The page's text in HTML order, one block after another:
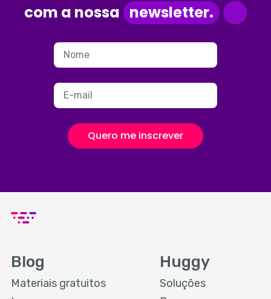
com a nossa newsletter.
Quero me inscrever
Blog
Materiais gratuitos
Huggy
Soluções